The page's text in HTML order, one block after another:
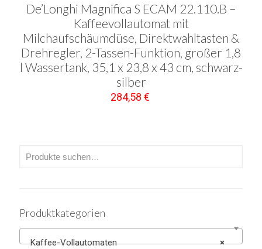
De’Longhi Magnifica S ECAM 22.110.B –
Kaffeevollautomat mit
Milchaufschäumdüse, Direktwahltasten &
Drehregler, 2-Tassen-Funktion, großer 1,8
l Wassertank, 35,1 x 23,8 x 43 cm, schwarz-
silber
284,58 €
Produktkategorien
×
Kaffee-Vollautomaten